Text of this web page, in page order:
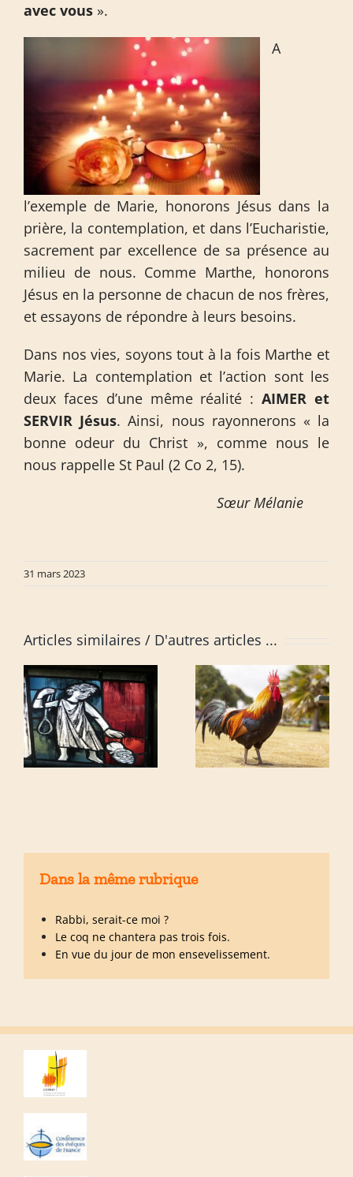
avec vous ».
A
l’exemple de Marie, honorons Jésus dans la
prière, la contemplation, et dans l’Eucharistie,
sacrement par excellence de sa présence au
milieu de nous. Comme Marthe, honorons
Jésus en la personne de chacun de nos frères,
et essayons de répondre à leurs besoins.
Dans nos vies, soyons tout à la fois Marthe et
Marie. La contemplation et l’action sont les
deux faces d’une même réalité :AIMER et
SERVIR Jésus. Ainsi, nous rayonnerons « la
bonne odeur du Christ », comme nous le
nous rappelle St Paul (2 Co 2, 15).
Sœur Mélanie
31 mars 2023
Articles similaires
Dans la même rubrique
Rabbi, serait-ce moi ?
Le coq ne chantera pas trois fois.
En vue du jour de mon ensevelissement.